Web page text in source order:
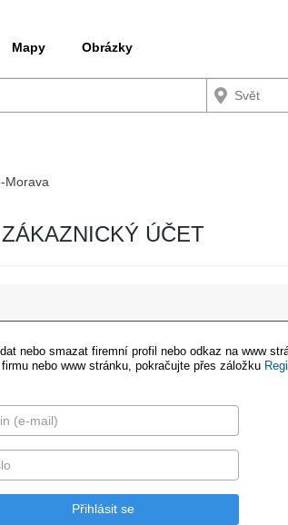
Mapy Obrázky
Morava
ZÁKAZNICKÝ ÚČET
nebo smazat firemní profil nebo odkaz na www
nebo www stránku, pokračujte přes záložku